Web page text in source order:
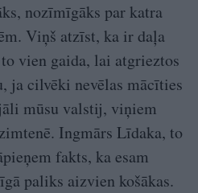
nozīmīgāks par katra
Viņš atzīst, ka ir daļa
vien gaida, lai atgrieztos
ja cilvēki nevēlas mācīties
mūsu valstij, viņiem
Ingmārs Līdaka, to
fakts, ka esam
paliks aizvien košākas.